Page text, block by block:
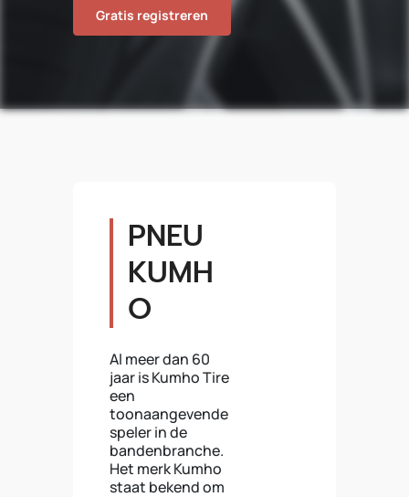
Gratis registreren
PNEU
KUMH
O
Al meer dan 60
jaar is Kumho Tire
een
toonaangevende
speler in de
bandenbranche.
Het merk Kumho
staat bekend om